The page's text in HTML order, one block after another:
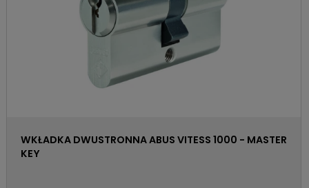
WKŁADKA DWUSTRONNA ABUS VITESS 1000 - MASTER
KEY